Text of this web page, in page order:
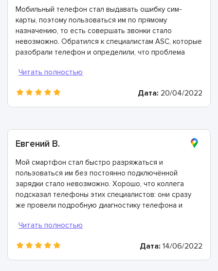
Мобильный телефон стал выдавать ошибку сим-
карты, поэтому пользоваться им по прямому
назначению, то есть совершать звонки стало
невозможно. Обратился к специалистам ASC, которые
разобрали телефон и определили, что проблема
телефона. Почистили их всего за 20 минут и теперь
Дата: 20/04/2022
Евгений В.
Мой смартфон стал быстро разряжаться и
пользоваться им без постоянно подключённой
зарядки стало невозможно. Хорошо, что коллега
подсказал телефоны этих специалистов: они сразу
же провели подробную диагностику телефона и
ресурс аккумуляторе. Всего через 40 минут он был
отлично!
Дата: 14/06/2022